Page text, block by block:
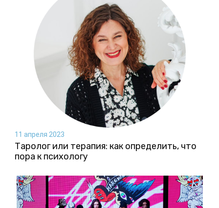
11 апреля 2023
Таролог или терапия: как определить, что
пора к психологу